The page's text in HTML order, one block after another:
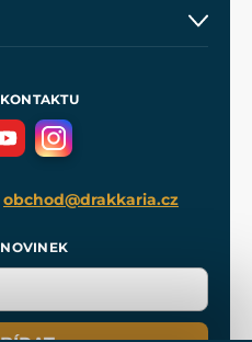
obchod@drakkaria.cz